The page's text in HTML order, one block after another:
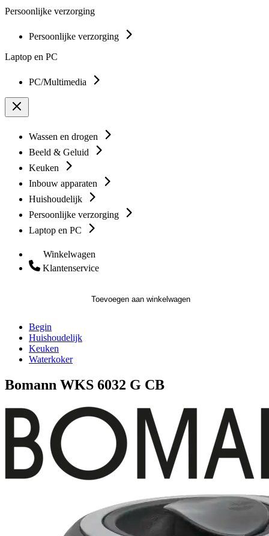
Persoonlijke verzorging
Persoonlijke verzorging
Laptop en PC
PC/Multimedia
Wassen en drogen
Beeld & Geluid
Keuken
Inbouw apparaten
Huishoudelijk
Persoonlijke verzorging
Laptop en PC
Winkelwagen
Klantenservice
Toevoegen aan winkelwagen
Begin
Huishoudelijk
Keuken
Waterkoker
Bomann WKS 6032 G CB